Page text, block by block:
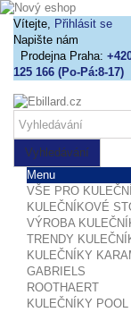
Vítejte, Přihlásit se
Napište nám
Prodejna Praha:
125 166 (Po-Pá:8-17)
Vyhledávání
Menu
VŠE PRO
KULEČNÍKOVÉ
VÝROBA
TRENDY
KULEČNÍKY
GABRIELS
ROOTHAERT
KULEČNÍKY POOL